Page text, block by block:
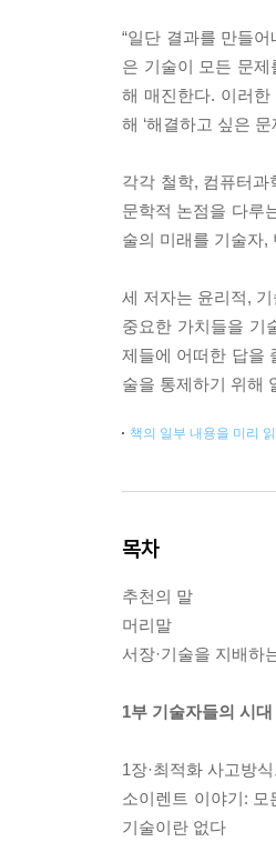
“일단 결과를 만들
은 기술이 모든 문제
해 매진한다. 이러
해 ‘해결하고 싶은
각각 철학, 컴퓨터
문학적 논점을 다루
술의 미래를 기술자,
세 저자는 윤리적,
중요한 가치들을 기
제들에 어떠한 답을
술을 통제하기 위해
책의 일부 내용을 미리
목차
추천의 말
머리말
서장·기술을 지배하
1부 기술자들의 시대
1장·최적화 사고방
소이렌트 이야기:
기술이란 없다